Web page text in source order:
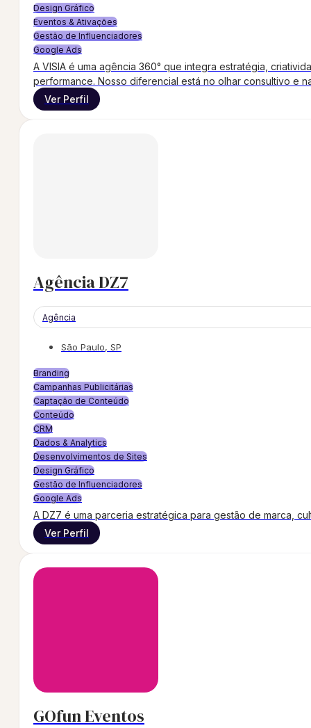
Design Gráfico
Eventos & Ativações
Gestão de Influenciadores
Google Ads
A VISIA é uma agência 360° que integra estratégia,
performance. Nosso diferencial está no olhar consultivo e
Ver Perfil
Agência DZ7
Agência
São Paulo, SP
Branding
Campanhas Publicitárias
Captação de Conteúdo
Conteúdo
CRM
Dados & Analytics
Desenvolvimentos de Sites
Design Gráfico
Gestão de Influenciadores
Google Ads
A DZ7 é uma parceria estratégica para gestão de marca,
Ver Perfil
GOfun Eventos